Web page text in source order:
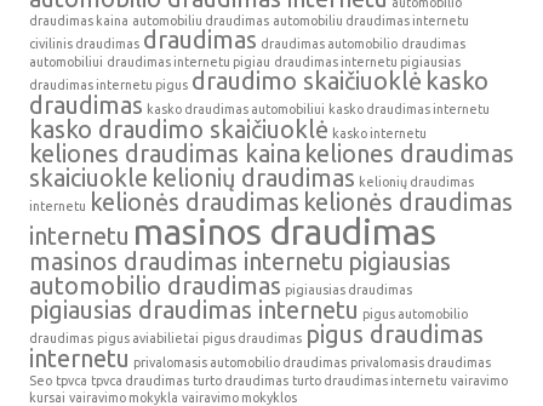
draudimas kaina automobiliu draudimas automobiliu draudimas internetu
civilinis draudimas draudimas draudimas automobilio draudimas
automobiliui draudimas internetu pigiau draudimas internetu pigiausias
draudimas internetu pigus draudimo skaičiuoklė kasko
draudimas kasko draudimas automobiliui kasko draudimas internetu
kasko draudimo skaičiuoklė kasko internetu
keliones draudimas kaina keliones draudimas
skaiciuokle kelionių draudimas kelionių draudimas
internetu
kelionės draudimas kelionės draudimas
internetu masinos draudimas
masinos draudimas internetu pigiausias
automobilio draudimas pigiausias draudimas
pigiausias draudimas internetu pigus automobilio
draudimas pigus aviabilietai pigus draudimas pigus draudimas
internetu privalomasis automobilio draudimas privalomasis draudimas
Seo tpvca tpvca draudimas turto draudimas turto draudimas internetu vairavimo
kursai vairavimo mokykla vairavimo mokyklos